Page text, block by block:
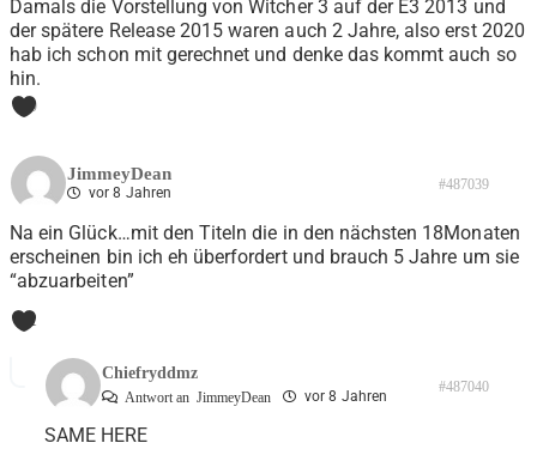
Damals die Vorstellung von Witcher 3 auf der E3 2013 und
der spätere Release 2015 waren auch 2 Jahre, also erst 2020
hab ich schon mit gerechnet und denke das kommt auch so
hin.
0
JimmeyDean
vor 8 Jahren #487039
Na ein Glück…mit den Titeln die in den nächsten 18Monaten
erscheinen bin ich eh überfordert und brauch 5 Jahre um sie
“abzuarbeiten”
1
Chiefryddmz
Antwort an JimmeyDean vor 8 Jahren
#487040
SAME HERE